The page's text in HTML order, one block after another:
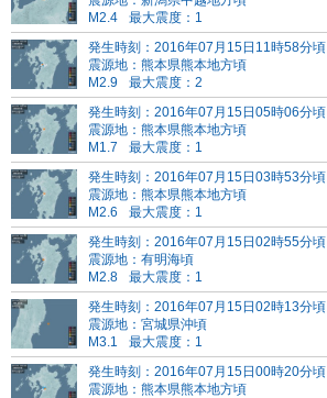
M2.4
最大震度：1
発生時刻：2016年07月15日11時58分頃
震源地：熊本県熊本地方頃
M2.9
最大震度：2
発生時刻：2016年07月15日05時06分頃
震源地：熊本県熊本地方頃
M1.7
最大震度：1
発生時刻：2016年07月15日03時53分頃
震源地：熊本県熊本地方頃
M2.6
最大震度：1
発生時刻：2016年07月15日02時55分頃
震源地：有明海頃
M2.8
最大震度：1
発生時刻：2016年07月15日02時13分頃
震源地：宮城県沖頃
M3.1
最大震度：1
発生時刻：2016年07月15日00時20分頃
震源地：熊本県熊本地方頃